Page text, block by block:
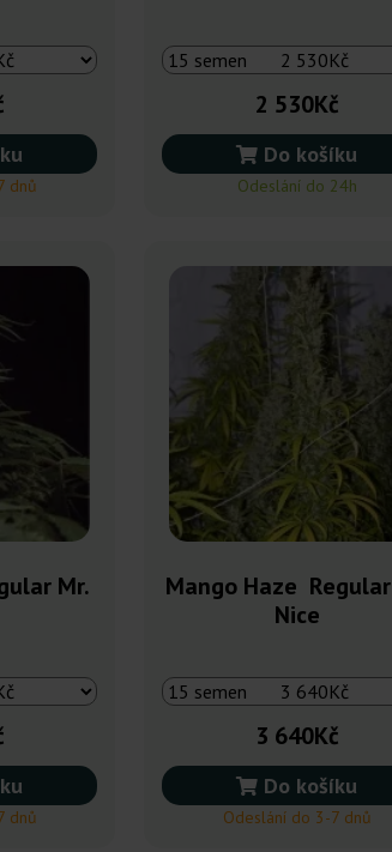
dnů
2 530Kč
Do košíku
Odeslání do 24h
Mr.
dnů
Mango Haze
Nice
3 640Kč
Do košíku
Odeslání do 3-7 dnů